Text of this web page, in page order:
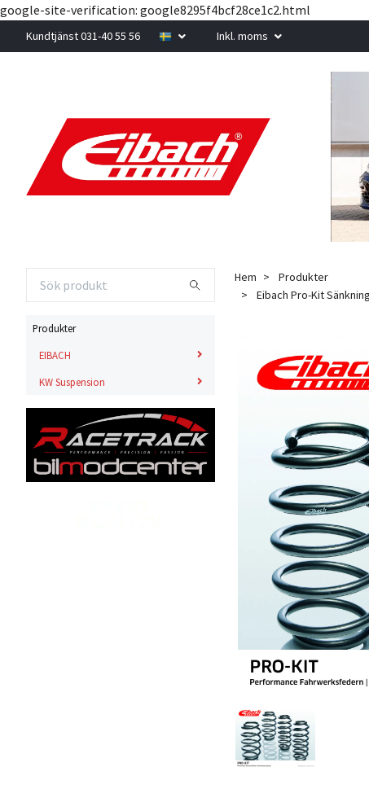
google-site-verification: google8295f4bcf28ce1c2.html
Kundtjänst 031-40 55 56 Inkl. moms
Produkter
EIBACH
KW Suspension
Hem
Produkter
Eibach Pro-Kit